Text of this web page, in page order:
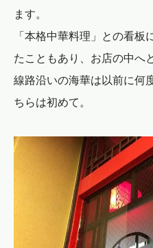
ます。
「本格中華料理」との看
たこともあり、お店の中へ
線路沿いの海華は以前に何
ちらは初めて。